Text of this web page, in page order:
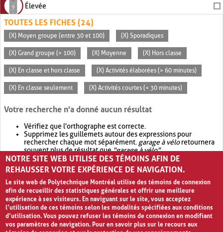
Élevée
TOUTES LES FICHES (24)
(X) Moyen groupe (entre 30 et 100) (X) Sporadiques
(X) Grand groupe (> 100) (X) Moyenne (X) Hors classe
(X) En classe et hors classe (X) Activités élaborées (> 60 minutes)
(X) En classe seulement (X) Activités courtes (< 30 minutes)
Votre recherche n'a donné aucun résultat
Vérifiez que l'orthographe est correcte.
Supprimez les guillemets autour des expressions pour
rechercher chaque mot séparément. garage à véloretournera
souvent plus de résultat que"garage à vélo".
Envisagez d'élargir votre recherche avec OR.garage OR vélo
retournera souvent plus de résultat quegarage à vélo
NOTRE SITE WEB UTILISE DES TÉMOINS AFIN DE
REHAUSSER VOTRE EXPÉRIENCE DE NAVIGATION.
Le site web de Polytechnique Montréal utilise des témoins de connexion
afin de recueillir des statistiques générales et offrir une meilleure
expérience à ses visiteurs. En naviguant sur le site, vous acceptez
l’utilisation de ces témoins selon les modalités spécifiées aux conditions
d’utilisation. Vous pouvez refuser les témoins de connexion en modifiant
vos paramètres de navigation. Pour en savoir plus sur le recours aux